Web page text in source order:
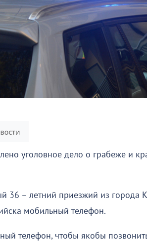
уголовное дело о грабеже и
36 – летний приезжий из города
мобильный телефон.
телефон, чтобы якобы